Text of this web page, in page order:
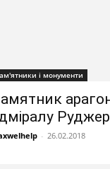
і монументи
- 26.02.2018